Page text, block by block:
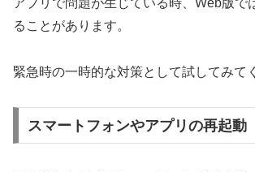
アプリで問題が生じている時、Web版で
ることがあります。
緊急時の一時的な対策として試してみて
スマートフォンやアプリの再起動